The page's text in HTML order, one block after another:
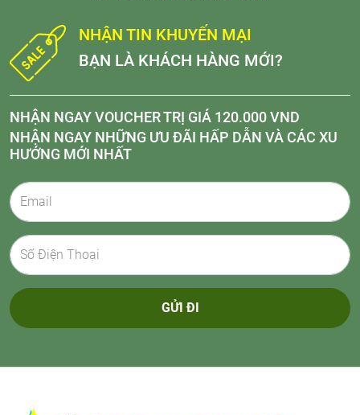
NHẬN TIN KHUYẾN MẠI
BẠN LÀ KHÁCH HÀNG MỚI?
NHẬN NGAY VOUCHER TRỊ GIÁ 120.000 VND
NHẬN NGAY NHỮNG ƯU ĐÃI HẤP DẪN VÀ CÁC XU
HƯỚNG MỚI NHẤT
GỬI ĐI